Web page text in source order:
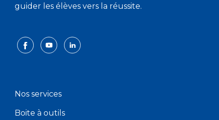
guider les élèves vers la réussite.
Nos services
Boite à outils